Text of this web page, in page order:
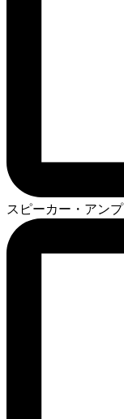
スピーカー・アンプ